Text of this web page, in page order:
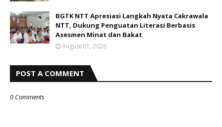
BGTK NTT Apresiasi Langkah Nyata Cakrawala
NTT, Dukung Penguatan Literasi Berbasis
Asesmen Minat dan Bakat
August 01, 2026
POST A COMMENT
0 Comments